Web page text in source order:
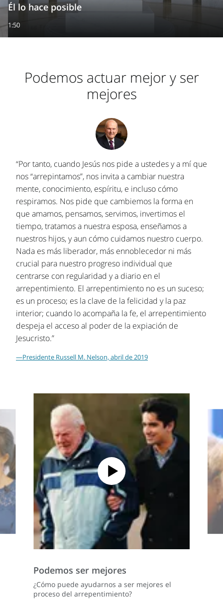
Él lo hace posible
1:50
Podemos actuar mejor y ser
mejores
“Por tanto, cuando Jesús nos pide a ustedes y a mí que
nos “arrepintamos”, nos invita a cambiar nuestra
mente, conocimiento, espíritu, e incluso cómo
respiramos. Nos pide que cambiemos la forma en
que amamos, pensamos, servimos, invertimos el
tiempo, tratamos a nuestra esposa, enseñamos a
nuestros hijos, y aun cómo cuidamos nuestro cuerpo.
Nada es más liberador, más ennoblecedor ni más
crucial para nuestro progreso individual que
centrarse con regularidad y a diario en el
arrepentimiento. El arrepentimiento no es un suceso;
es un proceso; es la clave de la felicidad y la paz
interior; cuando lo acompaña la fe, el arrepentimiento
despeja el acceso al poder de la expiación de
Jesucristo.”
—Presidente Russell M. Nelson, abril de 2019
Podemos ser mejores
¿Cómo puede ayudarnos a ser mejores el
proceso del arrepentimiento?